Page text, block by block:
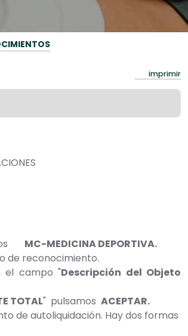
imprimir
MC-MEDICINA DEPORTIVA.
de reconocimiento.
el campo "Descripción del Objeto
TOTAL" pulsamos ACEPTAR.
de autoliquidación. Hay dos formas